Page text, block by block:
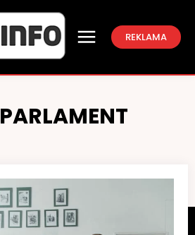
REKLAMA
PARLAMENT